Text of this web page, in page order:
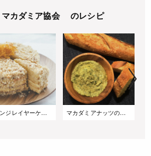
マカダミア協会 のレシピ
オレンジレイヤーケーキ マカダミアナッツの和フムス